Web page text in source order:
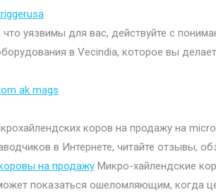
что уязвимы для вас, действуйте с
в Vecindia, которое вы
ak mags
коров на продажу на
в Интернете, читайте отзывы,
на продажу Микро-хайлендские
показаться ошеломляющим, когда